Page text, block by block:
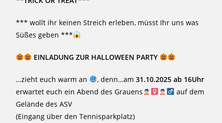
*** wollt ihr keinen Streich erleben, müsst Ihr uns was
Süßes geben ***
EINLADUNG ZUR HALLOWEEN PARTY
…zieht euch warm an , denn…am31.10.2025 ab 16Uhr
erwartet euch ein Abend des Grauens
auf dem
Gelände des ASV
(Eingang über den Tennisparkplatz)